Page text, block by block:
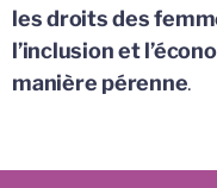
les droits des
l’inclusion et
manière pérenne.